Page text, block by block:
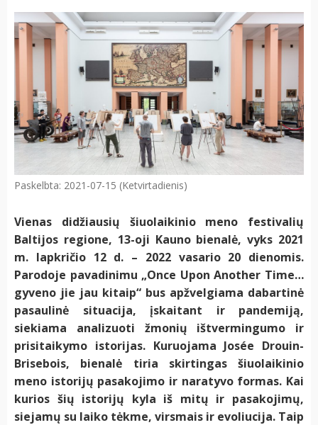
Paskelbta: 2021-07-15 (Ketvirtadienis)
Vienas didžiausių šiuolaikinio meno festivalių
Baltijos regione, 13-oji Kauno bienalė, vyks 2021
m. lapkričio 12 d. – 2022 vasario 20 dienomis.
Parodoje pavadinimu „Once Upon Another Time…
gyveno jie jau kitaip“ bus apžvelgiama dabartinė
pasaulinė situacija, įskaitant ir pandemiją,
siekiama analizuoti žmonių ištvermingumo ir
prisitaikymo istorijas. Kuruojama Josée Drouin-
Brisebois, bienalė tiria skirtingas šiuolaikinio
meno istorijų pasakojimo ir naratyvo formas. Kai
kurios šių istorijų kyla iš mitų ir pasakojimų,
siejamų su laiko tėkme, virsmais ir evoliucija. Taip